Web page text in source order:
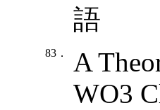
語
83．
A
WO3